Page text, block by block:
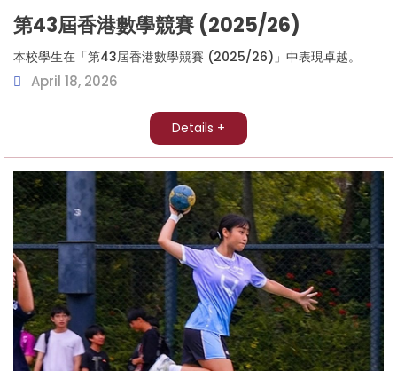
第43屆香港數學競賽 (2025/26)
本校學生在「第43屆香港數學競賽 (2025/26)」中表現卓越。
April 18, 2026
Details +